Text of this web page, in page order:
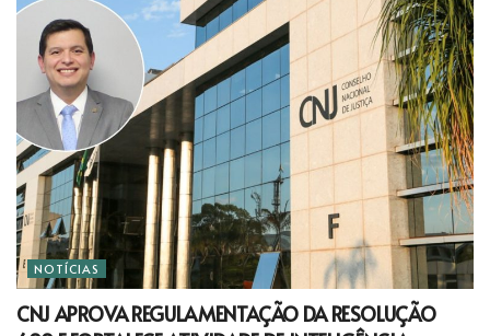
NOTÍCIAS
CNJ APROVA REGULAMENTAÇÃO DA RESOLUÇÃO